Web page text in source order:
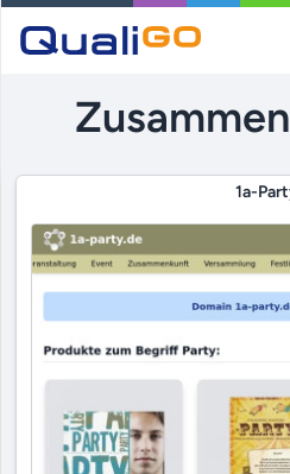
1a-